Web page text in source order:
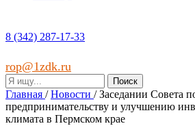
8 (342) 287-17-33
rop@1zdk.ru
Главная /Новости /Заседании Совета
предпринимательству и улучшению
климата в Пермском крае